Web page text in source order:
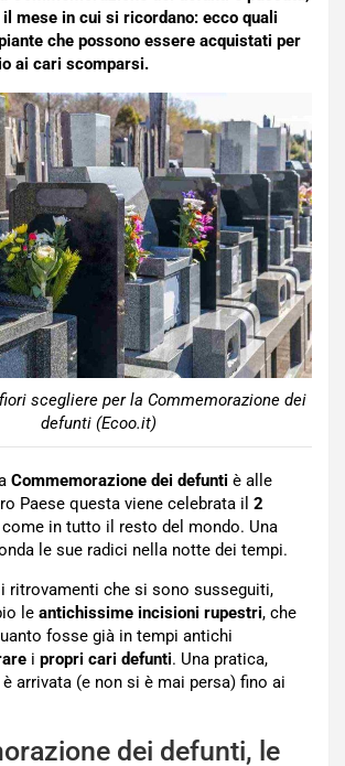
mese in cui si ricordano: ecco quali
che possono essere acquistati per
ai cari scomparsi.
scegliere per la Commemorazione dei
defunti (Ecoo.it)
Commemorazione dei defunti è alle
Paese questa viene celebrata il 2
in tutto il resto del mondo. Una
le sue radici nella notte dei tempi.
ritrovamenti che si sono susseguiti,
le antichissime incisioni rupestri, che
fosse già in tempi antichi
i propri cari defunti. Una pratica,
arrivata (e non si è mai persa) fino ai
dei defunti, le